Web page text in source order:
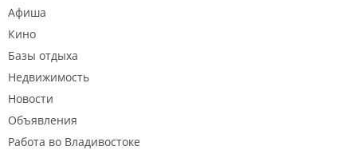
Афиша
Кино
Базы отдыха
Недвижимость
Новости
Объявления
Работа во Владивостоке